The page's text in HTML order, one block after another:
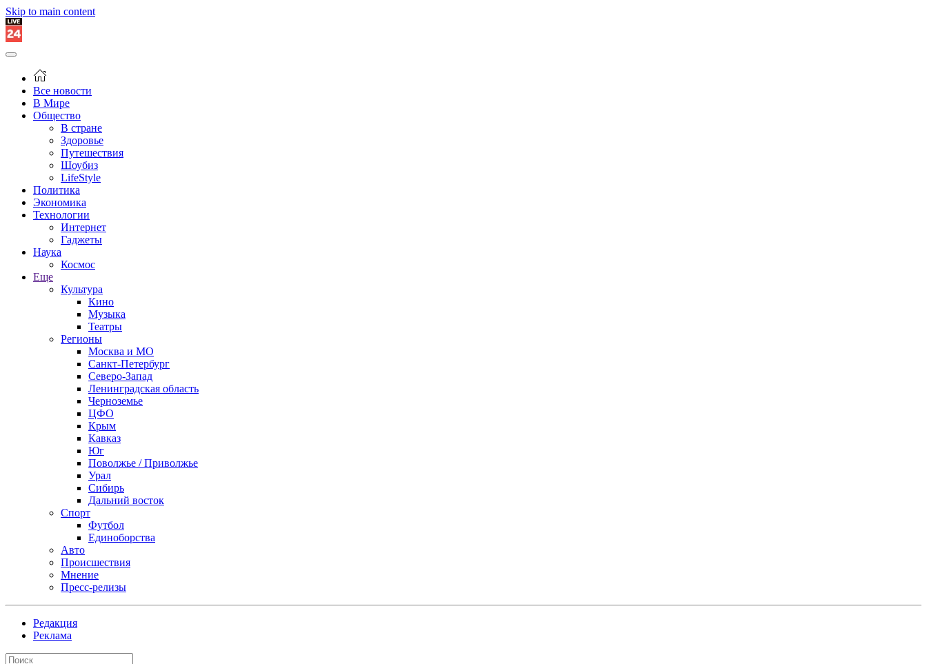
Skip to main content
Все новости
В Мире
Общество
В стране
Здоровье
Путешествия
Шоубиз
LifeStyle
Политика
Экономика
Технологии
Интернет
Гаджеты
Наука
Космос
Еще
Культура
Кино
Музыка
Театры
Регионы
Москва и МО
Санкт-Петербург
Северо-Запад
Ленинградская область
Черноземье
ЦФО
Крым
Кавказ
Юг
Поволжье / Приволжье
Урал
Сибирь
Дальний восток
Спорт
Футбол
Единоборства
Авто
Происшествия
Мнение
Пресс-релизы
Редакция
Реклама